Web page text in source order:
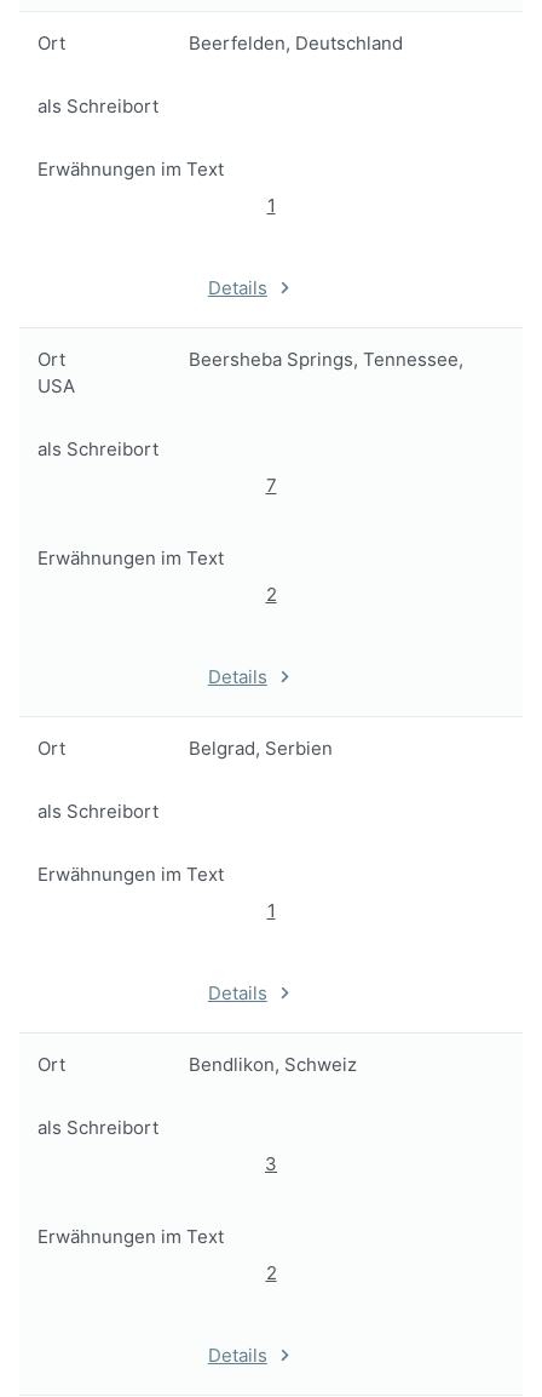
Ort Beerfelden, Deutschland
als Schreibort
Erwähnungen im Text
1
Details
Ort
Beersheba Springs, Tennessee,
USA
als Schreibort
7
Erwähnungen im Text
2
Details
Ort Belgrad, Serbien
als Schreibort
Erwähnungen im Text
1
Details
Ort Bendlikon, Schweiz
als Schreibort
3
Erwähnungen im Text
2
Details